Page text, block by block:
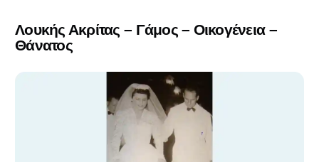
Λουκής Ακρίτας – Γάμος – Οικογένεια –
Θάνατος